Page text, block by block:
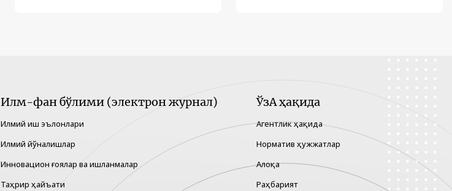
Илм-фан бўлими (электрон журнал)
Илмий иш эълонлари
Илмий йўналишлар
Инновацион ғоялар ва ишланмалар
Таҳрир ҳайъати
ЎзА ҳақида
Агентлик ҳақида
Норматив ҳужжатлар
Алоқа
Раҳбарият